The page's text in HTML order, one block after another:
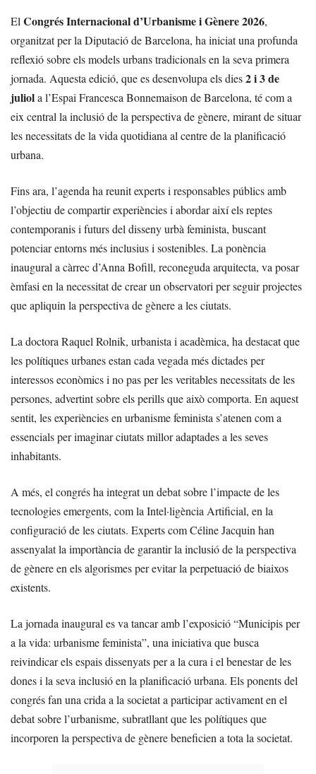
El Congrés Internacional d’Urbanisme i Gènere 2026,
organitzat per la Diputació de Barcelona, ha iniciat una profunda
reflexió sobre els models urbans tradicionals en la seva primera
jornada. Aquesta edició, que es desenvolupa els dies2 i 3 de
juliola l’Espai Francesca Bonnemaison de Barcelona, té com a
eix central la inclusió de la perspectiva de gènere, mirant de situar
les necessitats de la vida quotidiana al centre de la planificació
urbana.
Fins ara, l’agenda ha reunit experts i responsables públics amb
l’objectiu de compartir experiències i abordar així els reptes
contemporanis i futurs del disseny urbà feminista, buscant
potenciar entorns més inclusius i sostenibles. La ponència
inaugural a càrrec d’Anna Bofill, reconeguda arquitecta, va posar
èmfasi en la necessitat de crear un observatori per seguir projectes
que apliquin la perspectiva de gènere a les ciutats.
La doctora Raquel Rolnik, urbanista i acadèmica, ha destacat que
les polítiques urbanes estan cada vegada més dictades per
interessos econòmics i no pas per les veritables necessitats de les
persones, advertint sobre els perills que això comporta. En aquest
sentit, les experiències en urbanisme feminista s’atenen com a
essencials per imaginar ciutats millor adaptades a les seves
inhabitants.
A més, el congrés ha integrat un debat sobre l’impacte de les
tecnologies emergents, com la Intel·ligència Artificial, en la
configuració de les ciutats. Experts com Céline Jacquin han
assenyalat la importància de garantir la inclusió de la perspectiva
de gènere en els algorismes per evitar la perpetuació de biaixos
existents.
La jornada inaugural es va tancar amb l’exposició “Municipis per
a la vida: urbanisme feminista”, una iniciativa que busca
reivindicar els espais dissenyats per a la cura i el benestar de les
dones i la seva inclusió en la planificació urbana. Els ponents del
congrés fan una crida a la societat a participar activament en el
debat sobre l’urbanisme, subratllant que les polítiques que
incorporen la perspectiva de gènere beneficien a tota la societat.